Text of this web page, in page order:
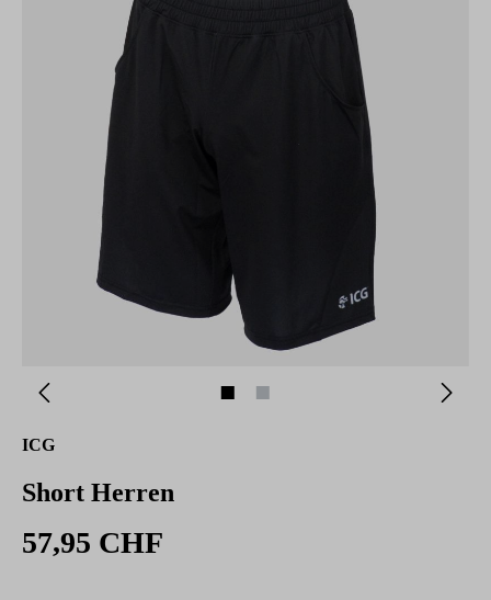
ICG
Short Herren
57,95 CHF